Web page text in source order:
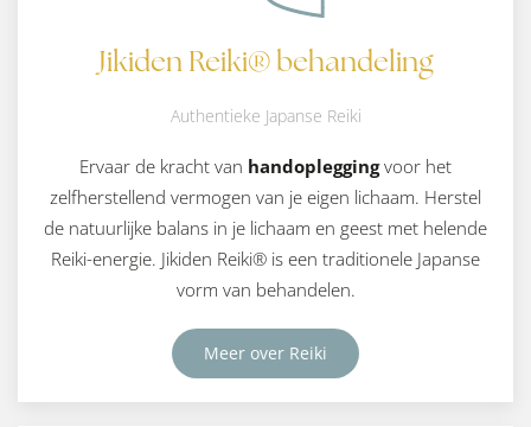
Jikiden Reiki® behandeling
Authentieke Japanse Reiki
Ervaar de kracht van handopleggingvoor het
zelfherstellend vermogen van je eigen lichaam. Herstel
de natuurlijke balans in je lichaam en geest met helende
Reiki-energie. Jikiden Reiki® is een traditionele Japanse
vorm van behandelen.
Meer over Reiki